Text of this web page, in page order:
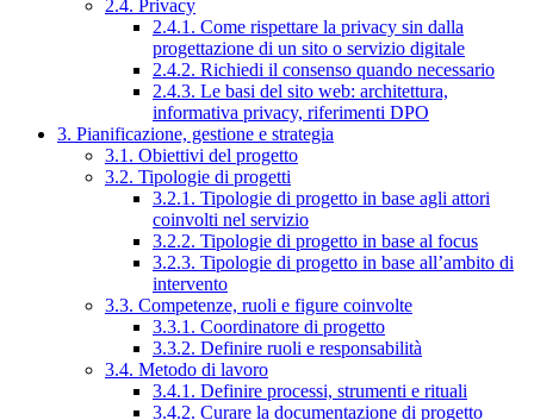
2.4. Privacy
2.4.1. Come rispettare la privacy sin dalla
progettazione di un sito o servizio digitale
2.4.2. Richiedi il consenso quando necessario
2.4.3. Le basi del sito web: architettura,
informativa privacy, riferimenti DPO
3. Pianificazione, gestione e strategia
3.1. Obiettivi del progetto
3.2. Tipologie di progetti
3.2.1. Tipologie di progetto in base agli attori
coinvolti nel servizio
3.2.2. Tipologie di progetto in base al focus
3.2.3. Tipologie di progetto in base all’ambito di
intervento
3.3. Competenze, ruoli e figure coinvolte
3.3.1. Coordinatore di progetto
3.3.2. Definire ruoli e responsabilità
3.4. Metodo di lavoro
3.4.1. Definire processi, strumenti e rituali
3.4.2. Curare la documentazione di progetto